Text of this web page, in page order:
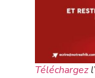
Téléchargez